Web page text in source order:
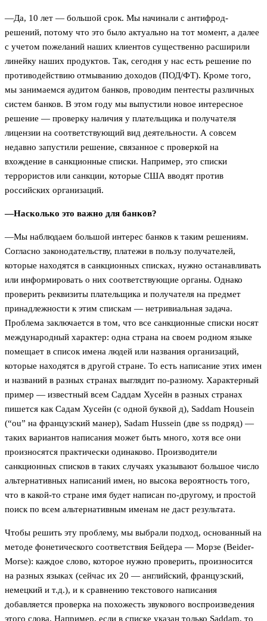
—Да, 10 лет — большой срок. Мы начинали с антифрод-
решений, потому что это было актуально на тот момент, а далее
с учетом пожеланий наших клиентов существенно расширили
линейку наших продуктов. Так, сегодня у нас есть решение по
противодействию отмыванию доходов (ПОД/ФТ). Кроме того,
мы занимаемся аудитом банков, проводим пентесты различных
систем банков. В этом году мы выпустили новое интересное
решение — проверку наличия у плательщика и получателя
лицензии на соответствующий вид деятельности. А совсем
недавно запустили решение, связанное с проверкой на
вхождение в санкционные списки. Например, это списки
террористов или санкции, которые США вводят против
российских организаций.
—Насколько это важно для банков?
—Мы наблюдаем большой интерес банков к таким решениям.
Согласно законодательству, платежи в пользу получателей,
которые находятся в санкционных списках, нужно останавливать
или информировать о них соответствующие органы. Однако
проверить реквизиты плательщика и получателя на предмет
принадлежности к этим спискам — нетривиальная задача.
Проблема заключается в том, что все санкционные списки носят
международный характер: одна страна на своем родном языке
помещает в список имена людей или названия организаций,
которые находятся в другой стране. То есть написание этих имен
и названий в разных странах выглядит по-разному. Характерный
пример — известный всем Саддам Хусейн в разных странах
пишется как Садам Хусейн (с одной буквой д), Saddam Housein
(“ou” на французский манер), Sadam Hussein (две ss подряд) —
таких вариантов написания может быть много, хотя все они
произносятся практически одинаково. Производители
санкционных списков в таких случаях указывают большое число
альтернативных написаний имен, но высока вероятность того,
что в какой-то стране имя будет написан по-другому, и простой
поиск по всем альтернативным именам не даст результата.
Чтобы решить эту проблему, мы выбрали подход, основанный на
методе фонетического соответствия Бейдера — Морзе (Beider-
Morse): каждое слово, которое нужно проверить, произносится
на разных языках (сейчас их 20 — английский, французский,
немецкий и т.д.), и к сравнению текстового написания
добавляется проверка на похожесть звукового воспроизведения
этого слова. Например, если в списке указан только Saddam, то